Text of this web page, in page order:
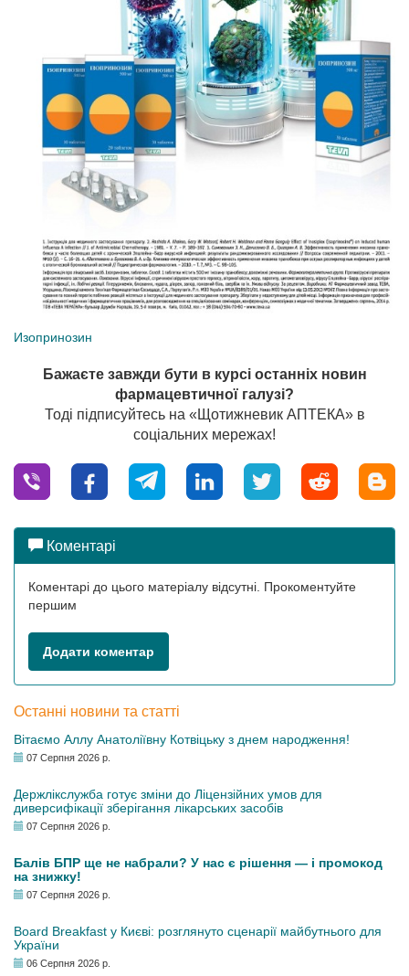
Изопринозин
Бажаєте завжди бути в курсі останніх новин
фармацевтичної галузі?
Тоді підписуйтесь на «Щотижневик АПТЕКА» в
соціальних мережах!
Коментарі
Коментарі до цього матеріалу відсутні. Прокоментуйте
першим
Додати коментар
Останні новини та статті
Вітаємо Аллу Анатоліївну Котвіцьку з днем народження!
07 Серпня 2026 р.
Держлікслужба готує зміни до Ліцензійних умов для
диверсифікації зберігання лікарських засобів
07 Серпня 2026 р.
Балів БПР ще не набрали? У нас є рішення — і промокод
на знижку!
07 Серпня 2026 р.
Board Breakfast у Києві: розглянуто сценарії майбутнього для
України
06 Серпня 2026 р.